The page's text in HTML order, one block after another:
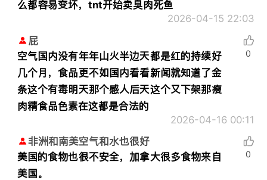
么都容易变坏，tnt开始卖臭肉死鱼
2026-04-15 22:03
屁
空气国内没有年年山火半边天都是红的持续好
几个月，食品更不如国内看看新闻就知道了金
条这个有毒明天那个感人后天这个又下架那瘦
肉精食品色素在这都是合法的
2026-04-16 00:11
0
非洲和南美空气和水也很好
美国的食物也很不安全，加拿大很多食物来自
美国。
0